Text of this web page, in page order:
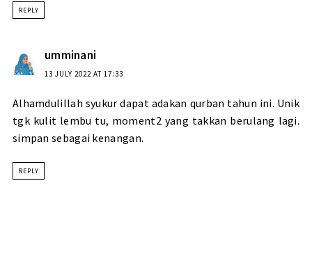
REPLY
umminani
13 JULY 2022 AT 17:33
Alhamdulillah syukur dapat adakan qurban tahun ini. Unik
tgk kulit lembu tu, moment2 yang takkan berulang lagi.
simpan sebagai kenangan.
REPLY